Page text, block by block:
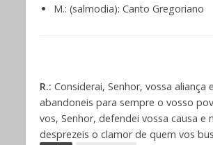
M.: (salmodia): Canto Gregoriano
R.: Considerai, Senhor, vossa aliança
abandoneis para sempre o vosso
vos, Senhor, defendei vossa causa e
desprezeis o clamor de quem vos